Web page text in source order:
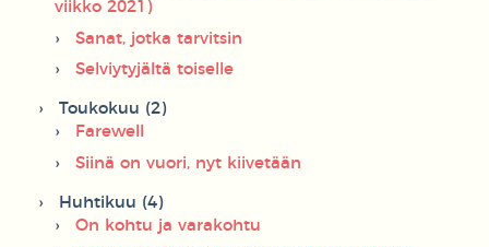
viikko 2021)
Sanat, jotka tarvitsin
Selviytyjältä toiselle
Toukokuu (2)
Farewell
Siinä on vuori, nyt kiivetään
Huhtikuu (4)
On kohtu ja varakohtu